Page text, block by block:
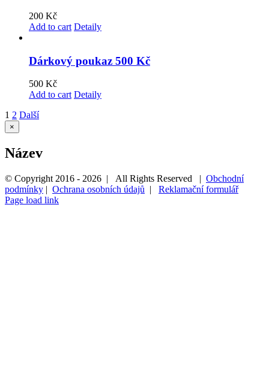
200 Kč
Add to cart Detaily
Dárkový poukaz 500 Kč
500 Kč
Add to cart Detaily
1 2 Další
Zavřít
Rychlé
produktu
×
Název
© Copyright 2016 - 2026 | All Rights Reserved | Obchodní
podmínky | Ochrana osobních údajů | Reklamační formulář
Page load link